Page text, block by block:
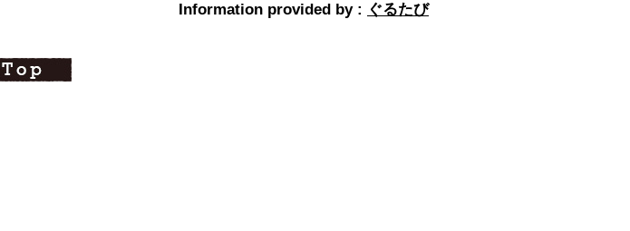
Information provided by : ぐるたび